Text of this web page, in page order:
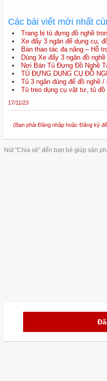
Các bài viết mới nhất
Trang bị tủ đựng đồ nghề
Xe đẩy 3 ngăn để dụng cụ,
Bàn thao tác đa năng – Hỗ
Dùng Xe đẩy 3 ngăn đồ
Nơi Bán Tủ Đựng Đồ Nghề
TỦ ĐỰNG DỤNG CỤ ĐỒ
Tủ 3 ngăn dùng để đồ nghề
Tủ treo dụng cụ vật tư, tủ đồ
17/11/23
(Bạn phải Đăng nhập hoặc Đăng ký
Nút "Chia sẻ" đến bạn bè giúp sản